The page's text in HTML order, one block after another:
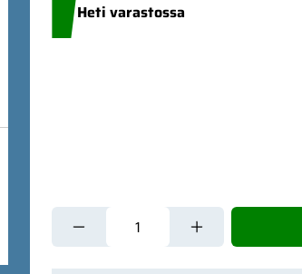
Heti varastossa